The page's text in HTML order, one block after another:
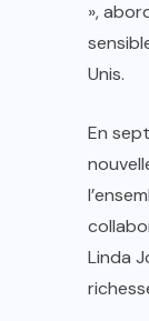
»,
Unis.
En
Linda